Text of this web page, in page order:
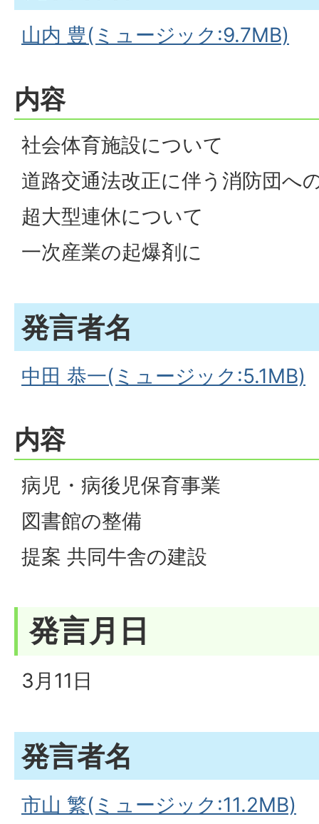
山内 豊(ミュージック:9.7MB)
内容
社会体育施設について
道路交通法改正に伴う消防団へ
超大型連休について
一次産業の起爆剤に
発言者名
中田 恭一(ミュージック:5.1MB)
内容
病児・病後児保育事業
図書館の整備
提案 共同牛舎の建設
発言月日
3月11日
発言者名
市山 繁(ミュージック:11.2MB)